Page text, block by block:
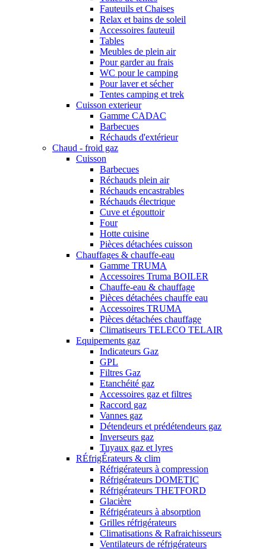
Fauteuils et Chaises
Relax et bains de soleil
Accessoires fauteuil
Tables
Meubles de plein air
Pour garder au frais
WC pour le camping
Pour laver et sécher
Tentes camping et trek
Cuisson exterieur
Gamme CADAC
Barbecues
Réchauds d'extérieur
Chaud - froid gaz
Cuisson
Barbecues
Réchauds plein air
Réchauds encastrables
Réchauds électrique
Cuve et égouttoir
Four
Hotte cuisine
Pièces détachées cuisson
Chauffages & chauffe-eau
Gamme TRUMA
Accessoires Truma BOILER
Chauffe-eau & chauffage
Pièces détachées chauffe eau
Accessoires TRUMA
Pièces détachées chauffage
Climatiseurs TELECO TELAIR
Equipements gaz
Indicateurs Gaz
GPL
Filtres Gaz
Etanchéité gaz
Accessoires gaz et filtres
Raccord gaz
Vannes gaz
Détendeurs et prédétendeurs gaz
Inverseurs gaz
Tuyaux gaz et lyres
RÉfrigÉrateurs & clim
Réfrigérateurs à compression
Réfrigérateurs DOMETIC
Réfrigérateurs THETFORD
Glacière
Réfrigérateurs à absorption
Grilles réfrigérateurs
Climatisations & Rafraichisseurs
Ventilateurs de réfrigérateurs